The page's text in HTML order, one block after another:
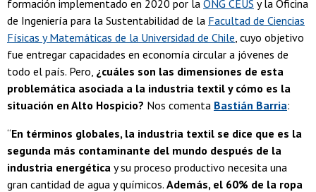
formación implementado en 2020 por la ONG CEUS y la Oficina
de Ingeniería para la Sustentabilidad de la Facultad de Ciencias
Físicas y Matemáticas de la Universidad de Chile , cuyo objetivo
fue entregar capacidades en economía circular a jóvenes de
todo el país. Pero, ¿cuáles son las dimensiones de esta
problemática asociada a la industria textil y cómo es la
situación en Alto Hospicio? Nos comenta Bastián Barria:
“En términos globales, la industria textil se dice que es la
segunda más contaminante del mundo después de la
industria energética y su proceso productivo necesita una
gran cantidad de agua y químicos. Además, el 60% de la ropa